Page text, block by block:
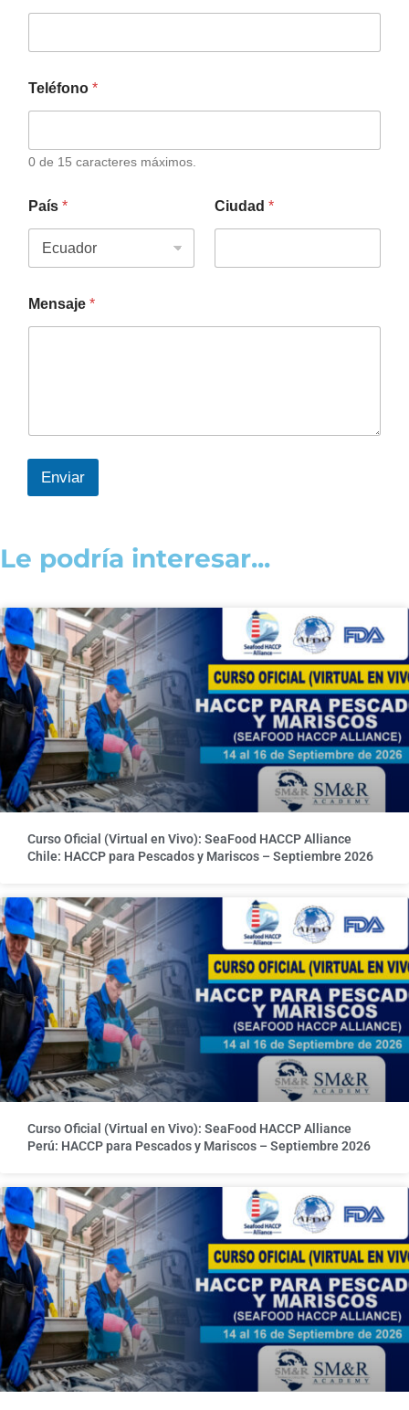
Teléfono *
0 de 15 caracteres máximos.
País * Ciudad *
Mensaje *
Enviar
Le podría interesar...
Curso Oficial (Virtual en Vivo): SeaFood HACCP Alliance
Chile: HACCP para Pescados y Mariscos – Septiembre 2026
Curso Oficial (Virtual en Vivo): SeaFood HACCP Alliance
Perú: HACCP para Pescados y Mariscos – Septiembre 2026